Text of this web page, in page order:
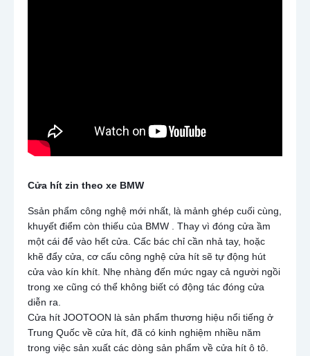
Cửa hít zin theo xe BMW
Ssản phẩm công nghệ mới nhất, là mảnh ghép cuối cùng,
khuyết điểm còn thiếu của BMW . Thay vì đóng cửa ầm
một cái để vào hết cửa. Cấc bác chỉ cần nhả tay, hoặc
khẽ đẩy cửa, cơ cấu công nghệ cửa hít sẽ tự động hút
cửa vào kín khít. Nhẹ nhàng đến mức ngay cả người ngồi
trong xe cũng có thể không biết có động tác đóng cửa
diễn ra.
Cửa hít JOOTOON là sản phẩm thương hiệu nổi tiếng ở
Trung Quốc về cửa hít, đã có kinh nghiệm nhiều năm
trong việc sản xuất các dòng sản phẩm về cửa hít ô tô.